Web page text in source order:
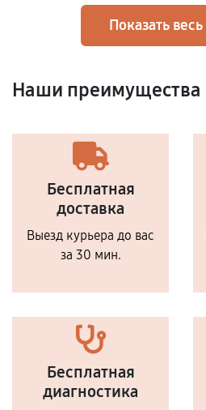
Показать
Наши преимущества
Бесплатная
доставка
Выезд курьера до вас
за 30 мин.
Бесплатная
диагностика